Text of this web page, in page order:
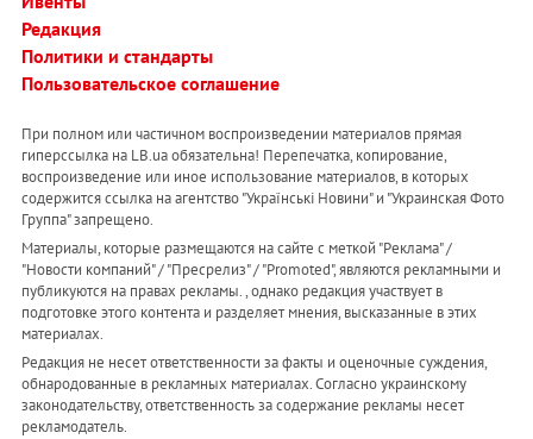
Редакция
Политики и стандарты
Пользовательское соглашение
При полном или частичном воспроизведении материалов прямая
гиперссылка на LB.ua обязательна! Перепечатка, копирование,
воспроизведение или иное использование материалов, в которых
содержится ссылка на агентство "Українськi Новини" и "Украинская Фото
Группа" запрещено.
Материалы, которые размещаются на сайте с меткой "Реклама" /
"Новости компаний" / "Пресрелиз" / "Promoted", являются рекламными и
публикуются на правах рекламы. , однако редакция участвует в
подготовке этого контента и разделяет мнения, высказанные в этих
материалах.
Редакция не несет ответственности за факты и оценочные суждения,
обнародованные в рекламных материалах. Согласно украинскому
законодательству, ответственность за содержание рекламы несет
рекламодатель.